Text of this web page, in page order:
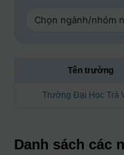
Tên trường
Trường Đại Học Trà
Danh sách các